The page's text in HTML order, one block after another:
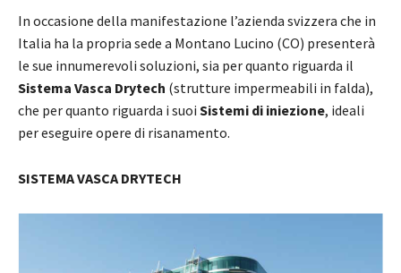
In occasione della manifestazione l’azienda svizzera che in
Italia ha la propria sede a Montano Lucino (CO) presenterà
le sue innumerevoli soluzioni, sia per quanto riguarda il
Sistema Vasca Drytech (strutture impermeabili in falda),
che per quanto riguarda i suoi Sistemi di iniezione, ideali
per eseguire opere di risanamento.
SISTEMA VASCA DRYTECH